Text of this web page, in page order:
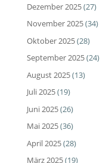
Dezember 2025(27)
November 2025(34)
Oktober 2025(28)
September 2025(24)
August 2025(13)
Juli 2025(19)
Juni 2025(26)
Mai 2025(36)
April 2025(28)
März 2025(19)